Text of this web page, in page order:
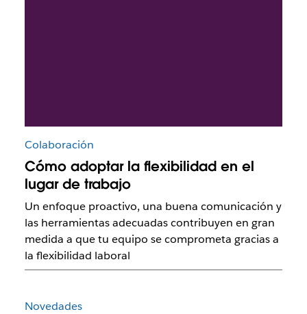
Colaboración
Cómo adoptar la flexibilidad en el
lugar de trabajo
Un enfoque proactivo, una buena comunicación y
las herramientas adecuadas contribuyen en gran
medida a que tu equipo se comprometa gracias a
la flexibilidad laboral
Novedades